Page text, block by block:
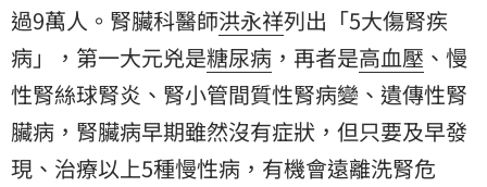
過9萬人。腎臟科醫師洪永祥列出「5大傷腎疾
病」，第一大元兇是糖尿病 ，再者是高血壓 、慢
性腎絲球腎炎、腎小管間質性腎病變、遺傳性腎
臟病，腎臟病早期雖然沒有症狀，但只要及早發
現、治療以上5種慢性病，有機會遠離洗腎危